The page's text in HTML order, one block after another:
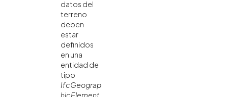
datos del
terreno
deben
estar
definidos
en una
entidad de
tipo
IfcGeograp
hicElement